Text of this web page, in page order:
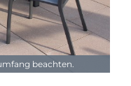
beachten.